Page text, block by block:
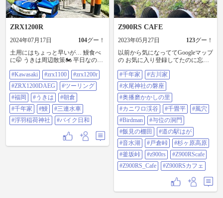
ZRX1200R
2024年07月17日 104グー！
土用にはちょっと早いが… 鰻食べ
に🤭 うきは周辺散策🏍️ 平日なので
ど なかなかのバイク日和でした💮
#Kawasaki #zrx1100 #zrx1200r
#zrx1200daeg #ツーリング #福岡 #う
きは #朝倉 #千年家 #鰻 #三連水車 #
浮羽稲荷神社 #バイク日和
#Kawasaki #zrx1100
#zrx1200r
#ZRX1200DAEG
#ツーリング
#福岡
#うきは
#朝倉
#千年家
#鰻
#三連水車
#浮羽稲荷神社
#バイク日和
Z900RS CAFE
2023年05月27日 123グー！
以前から気になっててGoogleマップ
の お気に入り登録してたのに忘れ
出し #千年家 もその一つで直ぐ側
なので 行ってみる事に😆 本日はメ
ッシュT、エアーコンテンドジャケ
ット 流石に寒いけど、耐えられな
い寒さでもない 昼間は良いけど、
山間部、トンネルは🥶 2時間ほどで
到着！ 途中、#古川家 (千年家)に立
寄り、 保存状況が良く感動しまし
た😁 が、一部屋根が雨漏が凄過ぎ
て、 自治体から予算も出ず、 トタ
ンで補修してたのがとても残念で
した😢 少し上がると、#水尾神社の
磐座 と呼ばれる 巨石があり、記念
写真❣️😁 で、@38731 さんも行かれ
てた #奥播磨かかしの里 へ ココ、
夜は事故るかも💦 オモロいけど、
ある意味怖い😱 私的にはかかしの
#千年家
#古川家
#水尾神社の磐座
#奥播磨かかしの里
#カニワロ渓谷
#千畳平
#風穴
#Birdman
#与位の洞門
#飯見の棚田
#道の駅はが
#音水湖
#戸倉峠
#杉ヶ原高原
#釜坂峠
#z900rs
#Z900RScafe
#Z900RS_Cafe
#Z900RSカフェ